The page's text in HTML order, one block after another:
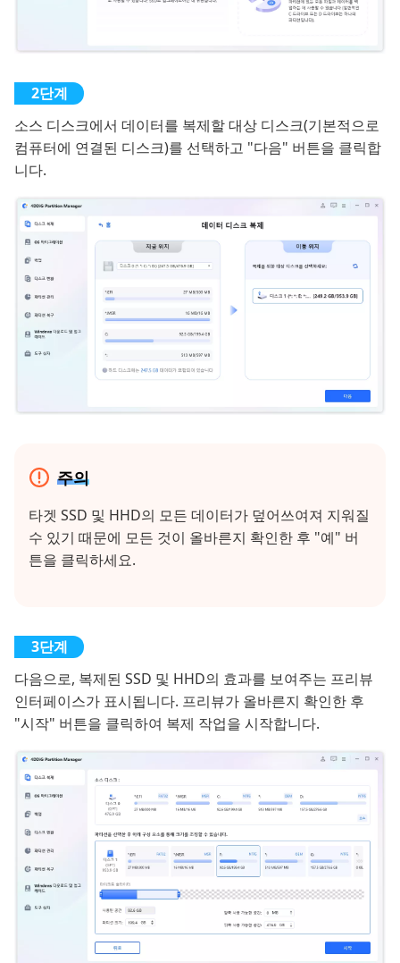
소스 디스크에서 데이터를 복제할 대상 디스크(기본적으로
컴퓨터에 연결된 디스크)를 선택하고 "다음" 버튼을 클릭합
니다.
주의
타겟 SSD 및 HHD의 모든 데이터가 덮어쓰여져 지워질
수 있기 때문에 모든 것이 올바른지 확인한 후 "예" 버
튼을 클릭하세요.
다음으로, 복제된 SSD 및 HHD의 효과를 보여주는 프리뷰
인터페이스가 표시됩니다. 프리뷰가 올바른지 확인한 후
"시작" 버튼을 클릭하여 복제 작업을 시작합니다.